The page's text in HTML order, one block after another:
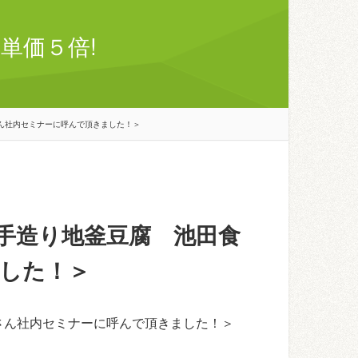
価５倍!
内セミナーに呼んで頂きました！＞
造り地釜豆腐 池田食
た！＞
社内セミナーに呼んで頂きました！＞